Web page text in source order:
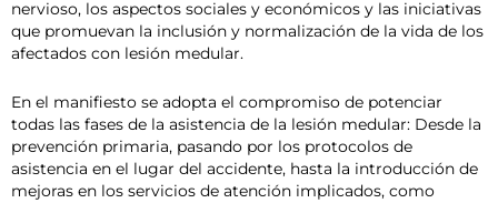
nervioso, los aspectos sociales y económicos y las iniciativas
que promuevan la inclusión y normalización de la vida de los
afectados con lesión medular.
En el manifiesto se adopta el compromiso de potenciar
todas las fases de la asistencia de la lesión medular: Desde la
prevención primaria, pasando por los protocolos de
asistencia en el lugar del accidente, hasta la introducción de
mejoras en los servicios de atención implicados, como